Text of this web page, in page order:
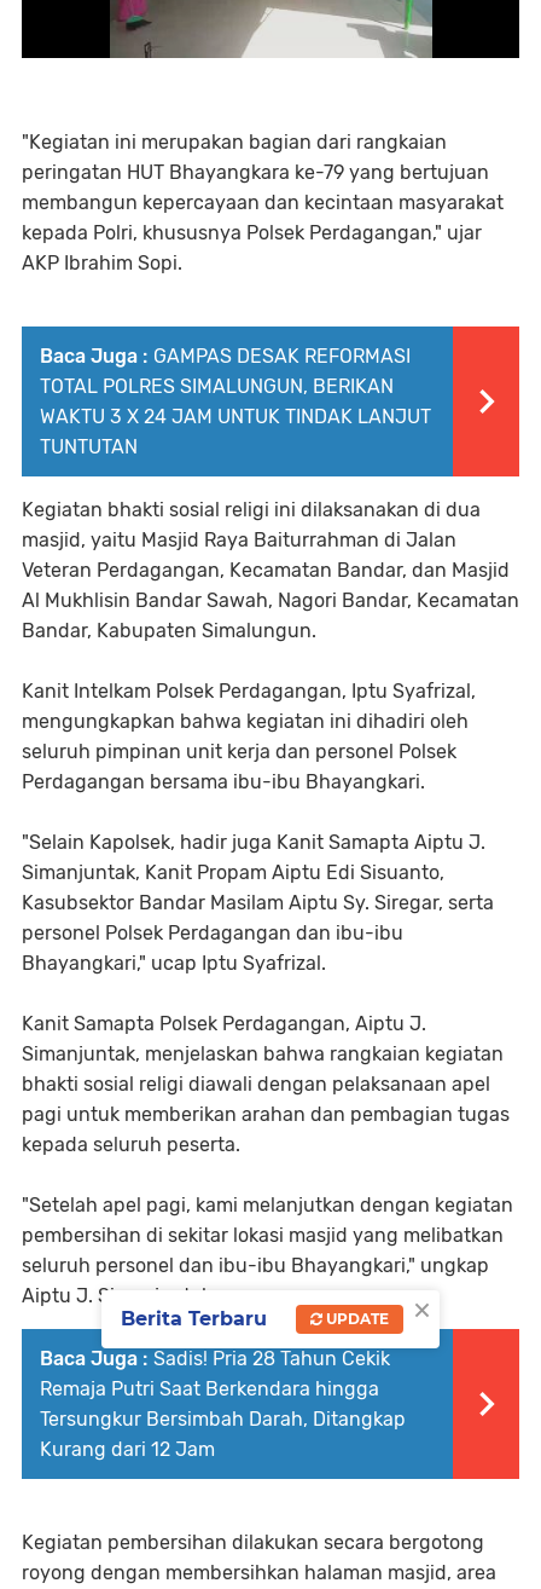
"Kegiatan ini merupakan bagian dari rangkaian
peringatan HUT Bhayangkara ke-79 yang bertujuan
membangun kepercayaan dan kecintaan masyarakat
kepada Polri, khususnya Polsek Perdagangan," ujar
AKP Ibrahim Sopi.
Baca Juga : GAMPAS DESAK REFORMASI
TOTAL POLRES SIMALUNGUN, BERIKAN
WAKTU 3 X 24 JAM UNTUK TINDAK LANJUT
TUNTUTAN
Kegiatan bhakti sosial religi ini dilaksanakan di dua
masjid, yaitu Masjid Raya Baiturrahman di Jalan
Veteran Perdagangan, Kecamatan Bandar, dan Masjid
Al Mukhlisin Bandar Sawah, Nagori Bandar, Kecamatan
Bandar, Kabupaten Simalungun.
Kanit Intelkam Polsek Perdagangan, Iptu Syafrizal,
mengungkapkan bahwa kegiatan ini dihadiri oleh
seluruh pimpinan unit kerja dan personel Polsek
Perdagangan bersama ibu-ibu Bhayangkari.
"Selain Kapolsek, hadir juga Kanit Samapta Aiptu J.
Simanjuntak, Kanit Propam Aiptu Edi Sisuanto,
Kasubsektor Bandar Masilam Aiptu Sy. Siregar, serta
personel Polsek Perdagangan dan ibu-ibu
Bhayangkari," ucap Iptu Syafrizal.
Kanit Samapta Polsek Perdagangan, Aiptu J.
Simanjuntak, menjelaskan bahwa rangkaian kegiatan
bhakti sosial religi diawali dengan pelaksanaan apel
pagi untuk memberikan arahan dan pembagian tugas
kepada seluruh peserta.
"Setelah apel pagi, kami melanjutkan dengan kegiatan
pembersihan di sekitar lokasi masjid yang melibatkan
seluruh personel dan ibu-ibu Bhayangkari," ungkap
Aiptu J. Simanjuntak.
Baca Juga : Sadis! Pria 28 Tahun Cekik
Remaja Putri Saat Berkendara hingga
Tersungkur Bersimbah Darah, Ditangkap
Kurang dari 12 Jam
Kegiatan pembersihan dilakukan secara bergotong
royong dengan membersihkan halaman masjid, area
×
Berita Terbaru UPDATE